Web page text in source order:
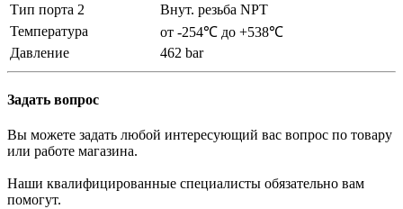
Тип порта 2
Внут. резьба NPT
Температура
от -254℃ до +538℃
Давление
462 bar
Задать вопрос
Вы можете задать любой интересующий вас вопрос по товару
или работе магазина.
Наши квалифицированные специалисты обязательно вам
помогут.